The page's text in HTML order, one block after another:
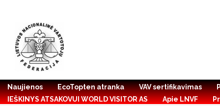
Naujienos EcoTopten atranka VAV sertifikavimas
IEŠKINYS ATSAKOVUI WORLD VISITOR AS
Apie LNVF